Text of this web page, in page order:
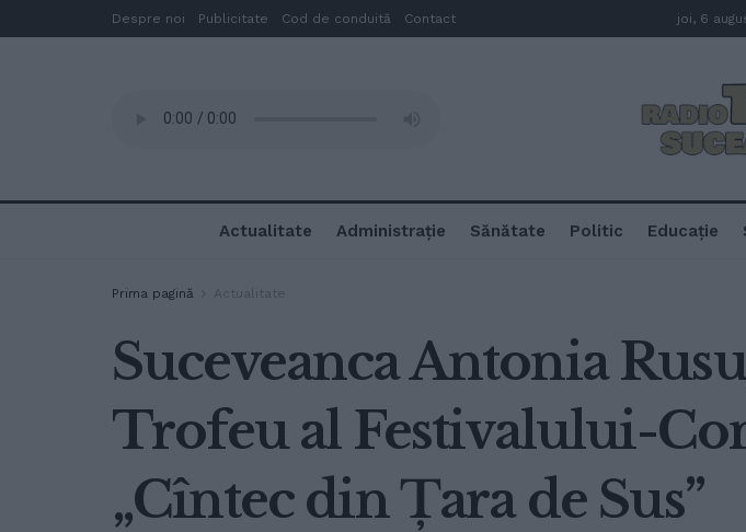
Despre noi Publicitate Cod de conduită Contact joi, 6
Actualitate Administrație Sănătate Politic Educație
Prima pagină Actualitate
Suceveanca Antonia
Trofeu al Festivalului-
„Cîntec din Țara de Sus”